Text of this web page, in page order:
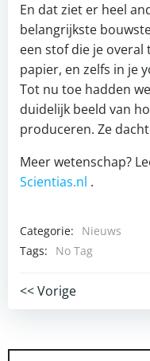
En dat ziet er heel
belangrijkste
een stof die je overal
papier, en zelfs in je
Tot nu toe hadden
duidelijk beeld van
produceren. Ze
Meer wetenschap?
Scientias.nl .
Categorie:
Nieuws
Tags:
No Tag
Post
<< Vorige